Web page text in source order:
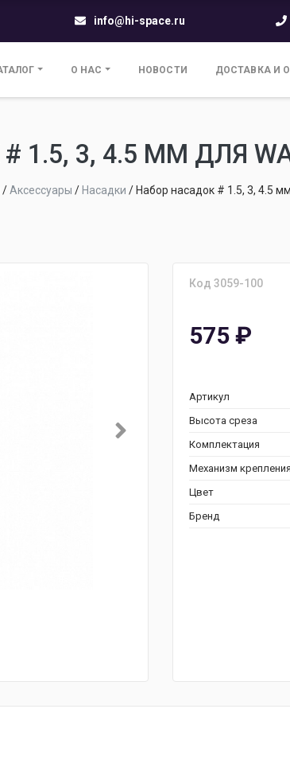
info@hi-space.ru
О НАС НОВОСТИ ДОСТАВКА И
3, 4.5 ММ ДЛЯ
/Аксессуары / Насадки / Набор насадок # 1.5, 3, 4.5
Код 3059-100
575 ₽
Артикул
Высота среза
Комплектация
Механизм крепления
Цвет
Бренд